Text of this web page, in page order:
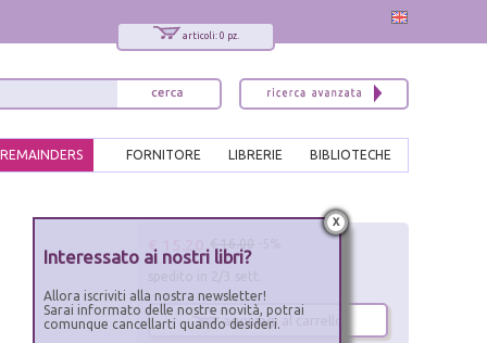
articoli: 0 pz.
BIBLIOTECHE
LIBRERIE
FORNITORE
REMAINDERS
€ 15.20
aggiungi al carrello
x
Interessato ai nostri libri?
Allora iscriviti alla nostra newsletter!
Sarai informato delle nostre novità, potrai
comunque cancellarti quando desideri.